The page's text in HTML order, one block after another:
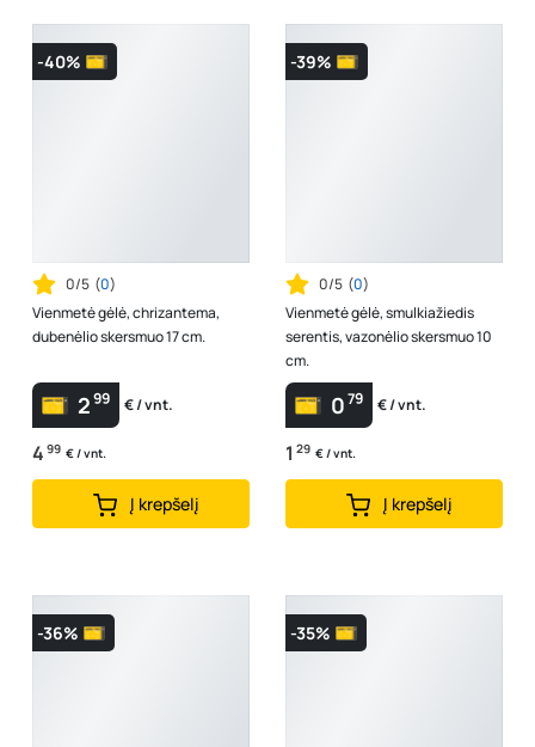
-40%
0/5 (0)
Vienmetė gėlė, chrizantema,
dubenėlio skersmuo 17 cm.
299 € / vnt.
4 99 € / vnt.
Į krepšelį
-39%
0/5 (0)
Vienmetė gėlė, smulkiažiedis
serentis, vazonėlio skersmuo 10
cm.
079 € / vnt.
1 29 € / vnt.
Į krepšelį
-36% -35%